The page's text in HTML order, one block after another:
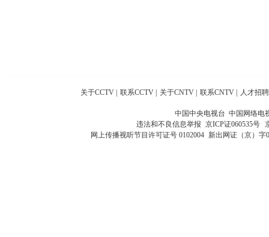
关于CCTV 联系CCTV 关于CNTV 联系CNTV 人才招聘
中国中央电视台 中国网络电
违法和不良信息举报 京ICP证060535号
网上传播视听节目许可证号 0102004 新出网证（京）